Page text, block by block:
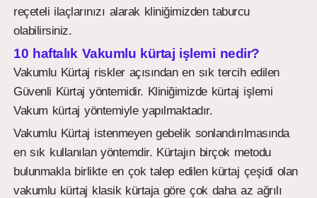
reçeteli ilaçlarınızı alarak kliniğimizden taburcu
olabilirsiniz.
10 haftalık Vakumlu kürtaj işlemi nedir?
Vakumlu Kürtaj riskler açısından en sık tercih edilen
Güvenli Kürtaj yöntemidir. Kliniğimizde kürtaj işlemi
Vakum kürtaj yöntemiyle yapılmaktadır.
Vakumlu Kürtaj istenmeyen gebelik sonlandırılmasında
en sık kullanılan yöntemdir. Kürtajın birçok metodu
bulunmakla birlikte en çok talep edilen kürtaj çeşidi olan
vakumlu kürtaj klasik kürtaja göre çok daha az ağrılı